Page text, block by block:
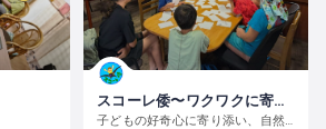
スコーレ倭〜ワクワクに寄り添う学校〜
子どもの好奇心に寄り添い、自然体験と創作活動を通してこの世界の面白さへと導きます。